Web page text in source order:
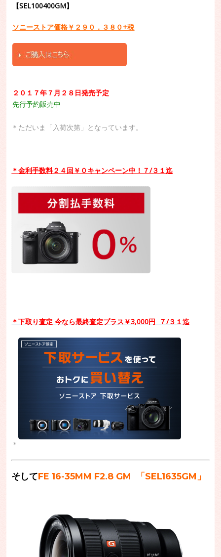
【SEL100400GM】
ソニーストア価格￥２９０，３８０+税
２０１７年７月２８日発売予定
先行予約販売中
＊ただいま「入荷次第」となっています。
＊金利手数料２４回￥０キャンペーン中！７/３１迄
＊下取り査定 今なら最終査定プラス￥3,000円 ７/３１迄
＊
そしてFE 16-35MM F2.8 GM 「SEL1635GM」